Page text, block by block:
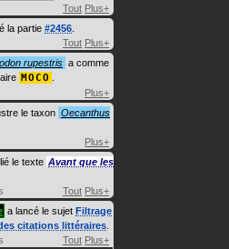
Tout Plus+
la partie #2456
Tout Plus+
rupestris a comme
MOCO
Plus+
le taxon Oecanthus
Plus+
le texte Avant que les
Tout Plus+
a lancé le sujet Filtrage
citations littéraires
Tout Plus+